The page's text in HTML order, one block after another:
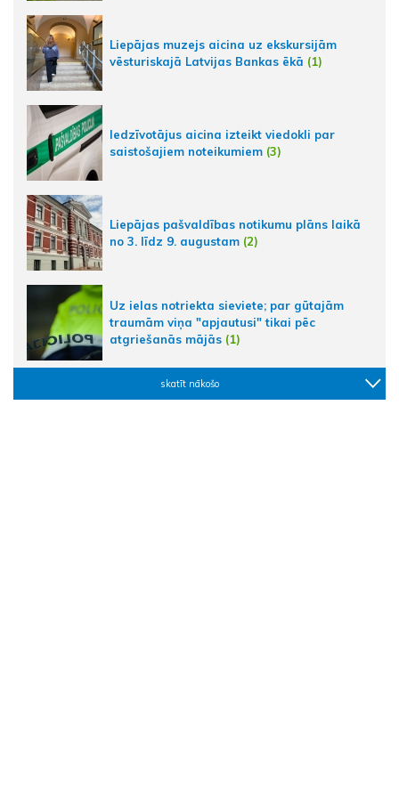
Liepājas muzejs aicina uz ekskursijām
vēsturiskajā Latvijas Bankas ēkā (1)
Iedzīvotājus aicina izteikt viedokli par
saistošajiem noteikumiem (3)
Liepājas pašvaldības notikumu plāns laikā
no 3. līdz 9. augustam (2)
Uz ielas notriekta sieviete; par gūtajām
traumām viņa "apjautusi" tikai pēc
atgriešanās mājās (1)
skatīt nākošo